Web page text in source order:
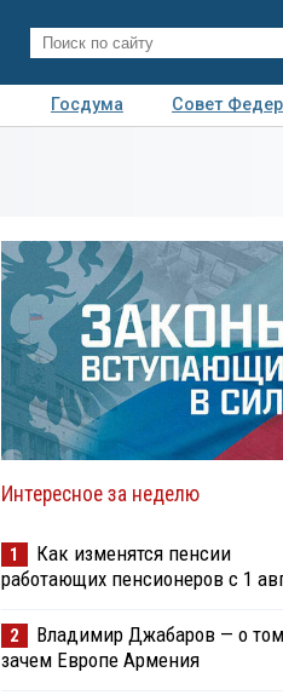
Госдума
Совет
Интересное за неделю
1
Как изменятся пенсии
работающих пенсионеров с 1
2
Владимир Джабаров — о
зачем Европе Армения